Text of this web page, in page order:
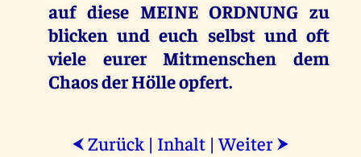
auf diese MEINE ORDNUNG zu
blicken und euch selbst und oft
viele eurer Mitmenschen dem
Chaos der Hölle opfert.
⮜ Zurück | Inhalt |Weiter ⮞